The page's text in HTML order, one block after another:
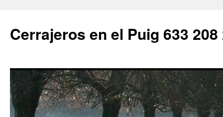
contenido
Cerrajeros en el Puig 633 208